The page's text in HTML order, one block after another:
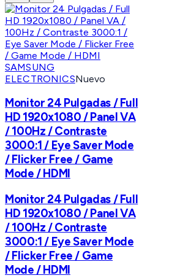
SAMSUNG
ELECTRONICSNuevo
Monitor 24 Pulgadas / Full
HD 1920x1080 / Panel VA
/ 100Hz / Contraste
3000:1 / Eye Saver Mode
/ Flicker Free / Game
Mode / HDMI
Monitor 24 Pulgadas / Full
HD 1920x1080 / Panel VA
/ 100Hz / Contraste
3000:1 / Eye Saver Mode
/ Flicker Free / Game
Mode / HDMI